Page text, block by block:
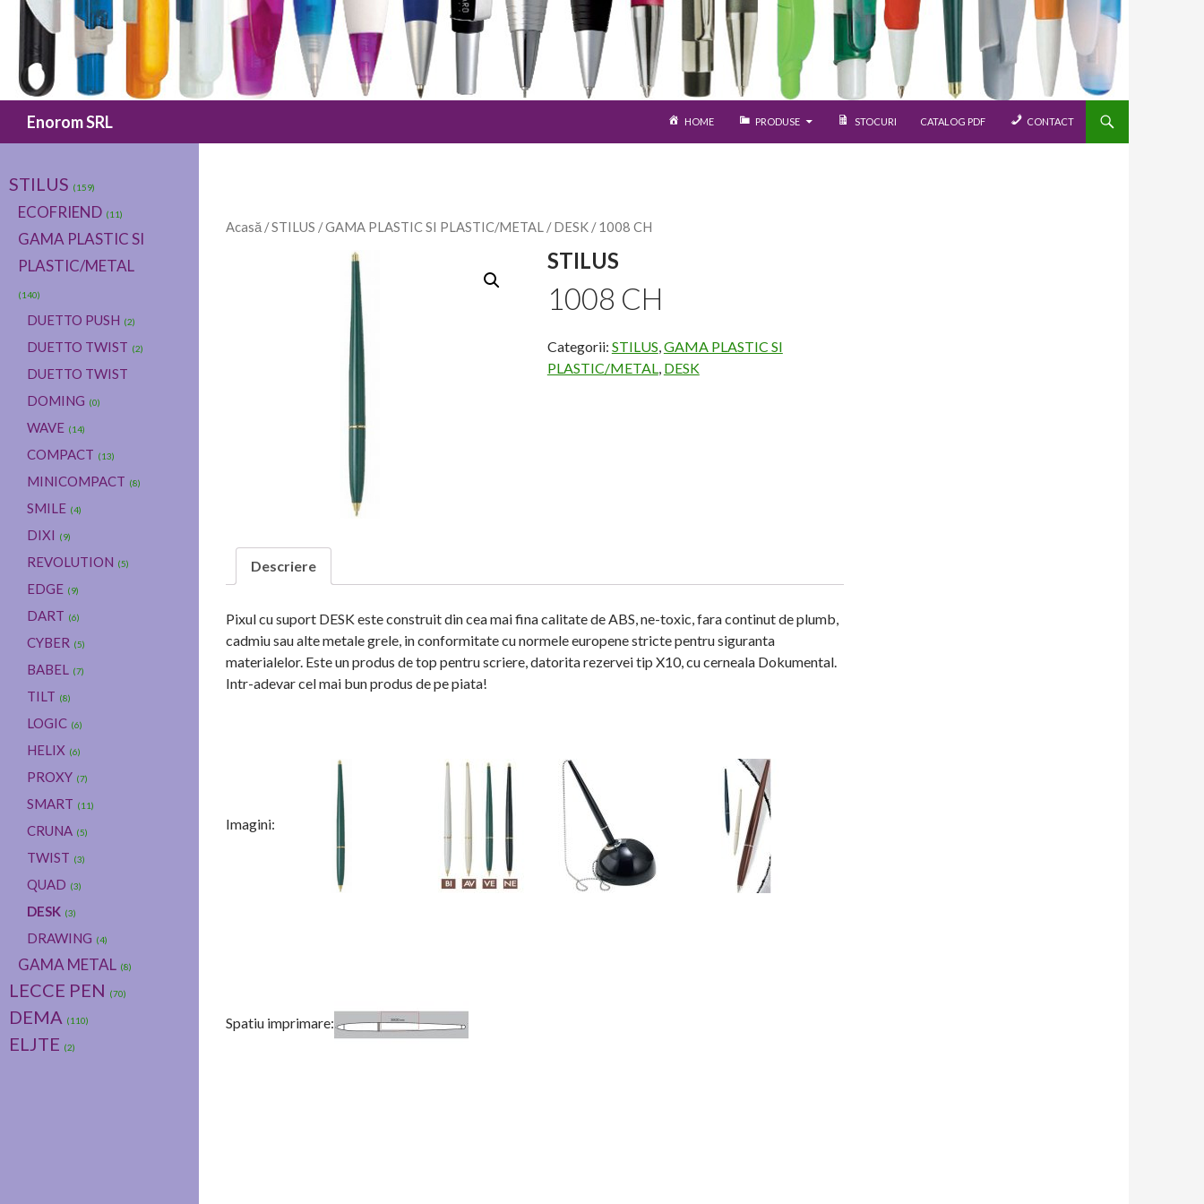
Enorom SRL
HOME
PRODUSE STOCURI CATALOG PDF CONTACT
Acasă /STILUS /GAMA PLASTIC SI PLASTIC/METAL /DESK / 1008 CH
STILUS
1008 CH
Categorii: STILUS GAMA PLASTIC SI
PLASTIC/METAL DESK
Descriere
Pixul cu suport DESK este construit din cea mai fina calitate de ABS, ne-toxic, fara continut de plumb,
cadmiu sau alte metale grele, in conformitate cu normele europene stricte pentru siguranta
materialelor. Este un produs de top pentru scriere, datorita rezervei tip X10, cu cerneala Dokumental.
Intr-adevar cel mai bun produs de pe piata!
Imagini:
Spatiu imprimare:
STILUS (159)
ECOFRIEND (11)
GAMA PLASTIC SI
PLASTIC/METAL
(140)
DUETTO PUSH (2)
DUETTO TWIST (2)
DUETTO TWIST
DOMING (0)
WAVE (14)
COMPACT (13)
MINICOMPACT (8)
SMILE (4)
DIXI (9)
REVOLUTION (5)
EDGE (9)
DART (6)
CYBER (5)
BABEL (7)
TILT (8)
LOGIC (6)
HELIX (6)
PROXY (7)
SMART (11)
CRUNA (5)
TWIST (3)
QUAD (3)
DESK (3)
DRAWING (4)
GAMA METAL (8)
LECCE PEN (70)
DEMA (110)
ELJTE (2)